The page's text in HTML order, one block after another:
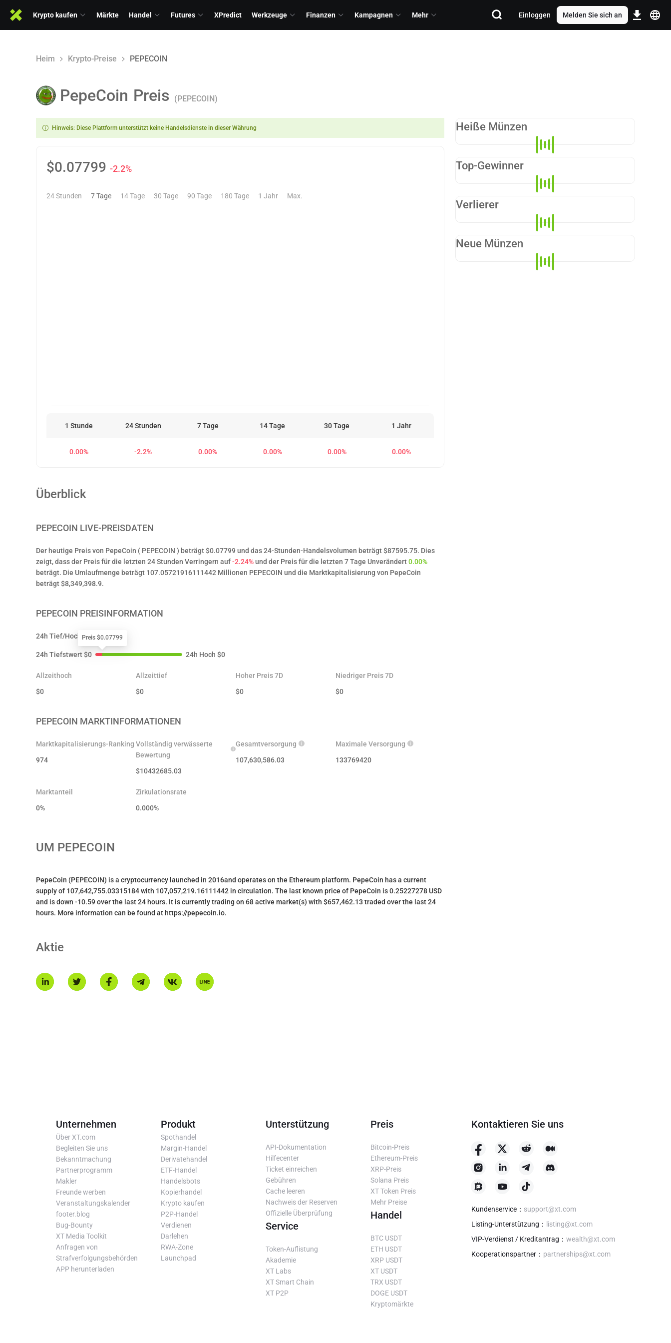
Krypto kaufen Märkte Handel Futures XPredict Werkzeuge Finanzen Kampagnen Mehr Einloggen Melden Sie sich an
Heim Krypto-Preise PEPECOIN
PepeCoin Preis (PEPECOIN)
Hinweis: Diese Plattform unterstützt keine Handelsdienste in dieser Währung
$0.07799 -2.2%
24 Stunden 7 Tage 14 Tage 30 Tage 90 Tage 180 Tage 1 Jahr Max.
1 Stunde 24 Stunden 7 Tage 14 Tage 30 Tage 1 Jahr
0.00% -2.2% 0.00% 0.00% 0.00% 0.00%
Überblick
PEPECOIN LIVE-PREISDATEN
Der heutige Preis von PepeCoin ( PEPECOIN ) beträgt $0.07799 und das 24-Stunden-Handelsvolumen beträgt $87595.75. Dies
zeigt, dass der Preis für die letzten 24 Stunden Verringern auf-2.24%und der Preis für die letzten 7 Tage Unverändert0.00%
beträgt. Die Umlaufmenge beträgt 107.05721916111442 Millionen PEPECOIN und die Marktkapitalisierung von PepeCoin
beträgt $8,349,398.9.
PEPECOIN PREISINFORMATION
24h Tief/Hoch
24h Tiefstwert$0
Preis $0.07799
24h Hoch $0
Allzeithoch
$0
Allzeittief
$0
Hoher Preis 7D
$0
Niedriger Preis 7D
$0
PEPECOIN MARKTINFORMATIONEN
Marktkapitalisierungs-Ranking
974
Vollständig verwässerte
Bewertung
$10432685.03
Gesamtversorgung
107,630,586.03
Maximale Versorgung
133769420
Marktanteil
0%
Zirkulationsrate
0.000%
UM PEPECOIN
PepeCoin (PEPECOIN) is a cryptocurrency launched in 2016and operates on the Ethereum platform. PepeCoin has a current
supply of 107,642,755.03315184 with 107,057,219.16111442 in circulation. The last known price of PepeCoin is 0.25227278 USD
and is down -10.59 over the last 24 hours. It is currently trading on 68 active market(s) with $657,462.13 traded over the last 24
hours. More information can be found at https://pepecoin.io.
Aktie
Heiße Münzen
Top-Gewinner
Verlierer
Neue Münzen
Unternehmen
Über XT.com
Begleiten Sie uns
Bekanntmachung
Partnerprogramm
Makler
Freunde werben
Veranstaltungskalender
footer.blog
Bug-Bounty
XT Media Toolkit
Anfragen von
Strafverfolgungsbehörden
APP herunterladen
Produkt
Spothandel
Margin-Handel
Derivatehandel
ETF-Handel
Handelsbots
Kopierhandel
Krypto kaufen
P2P-Handel
Verdienen
Darlehen
RWA-Zone
Launchpad
Unterstützung
API-Dokumentation
Hilfecenter
Ticket einreichen
Gebühren
Cache leeren
Nachweis der Reserven
Offizielle Überprüfung
Service
Token-Auflistung
Akademie
XT Labs
XT Smart Chain
XT P2P
Preis
Bitcoin-Preis
Ethereum-Preis
XRP-Preis
Solana Preis
XT Token Preis
Mehr Preise
Handel
BTC USDT
ETH USDT
XRP USDT
XT USDT
TRX USDT
DOGE USDT
Kryptomärkte
Kontaktieren Sie uns
Kundenservice ： support@xt.com
Listing-Unterstützung ：
listing@xt.com
VIP-Verdienst / Kreditantrag ： wealth@xt.com
Kooperationspartner ： partnerships@xt.com